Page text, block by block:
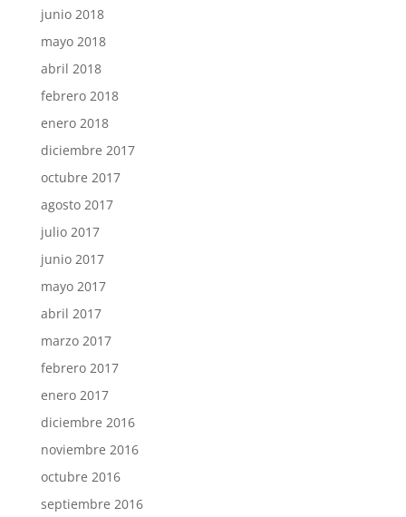
junio 2018
mayo 2018
abril 2018
febrero 2018
enero 2018
diciembre 2017
octubre 2017
agosto 2017
julio 2017
junio 2017
mayo 2017
abril 2017
marzo 2017
febrero 2017
enero 2017
diciembre 2016
noviembre 2016
octubre 2016
septiembre 2016